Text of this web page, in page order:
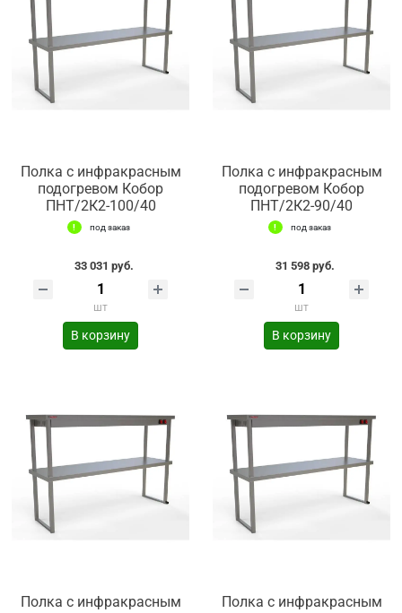
Полка с инфракрасным
подогревом Кобор
ПНТ/2К2-100/40
под заказ
33 031 руб.
шт
В корзину
Полка с инфракрасным
подогревом Кобор
ПНТ/2К2-90/40
под заказ
31 598 руб.
шт
В корзину
Полка с инфракрасным
Полка с инфракрасным